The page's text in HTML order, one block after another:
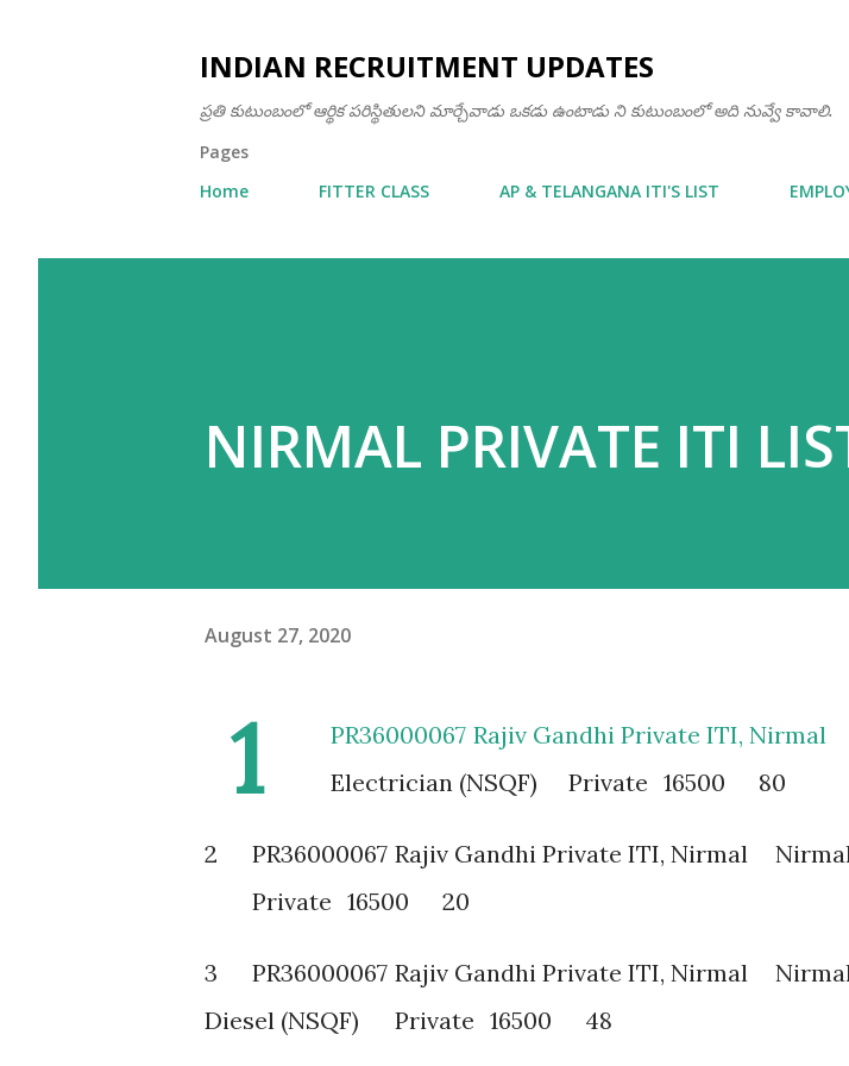
INDIAN RECRUITMENT UPDATES
ప్రతి కుటుంబంలో ఆర్థిక పరిస్థితులని మార్చేవాడు ఒకడు ఉంటాడు ని కుటుంబంలో అది నువ్వే కావాలి.
Pages
Home
FITTER CLASS AP & TELANGANA ITI'S LIST
NIRMAL PRIVATE ITI
August 27, 2020
1 PR36000067 Rajiv Gandhi Private ITI, Nirmal
Electrician (NSQF)
Private 16500 80
2 PR36000067 Rajiv Gandhi Private ITI, Nirmal
Private 16500 20
3 PR36000067 Rajiv Gandhi Private ITI, Nirmal
Diesel (NSQF)
Private 16500 48